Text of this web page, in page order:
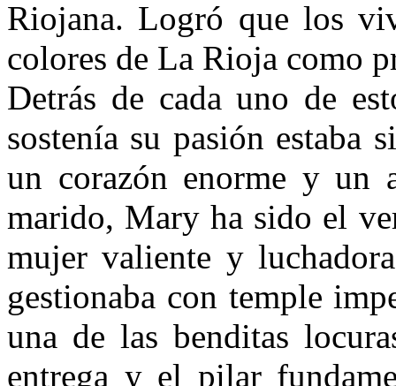
Riojana. Logró que los
colores de La Rioja como
Detrás de cada uno de
sostenía su pasión estaba
un corazón enorme y un
marido, Mary ha sido el
mujer valiente y
gestionaba con temple
una de las benditas
entrega y el pilar